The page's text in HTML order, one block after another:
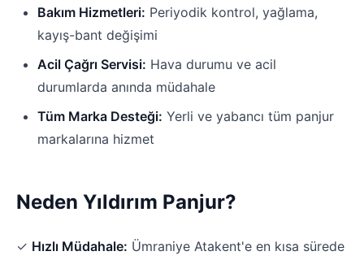
Bakım Hizmetleri: Periyodik kontrol, yağlama,
kayış-bant değişimi
Acil Çağrı Servisi: Hava durumu ve acil
durumlarda anında müdahale
Tüm Marka Desteği: Yerli ve yabancı tüm panjur
markalarına hizmet
Neden Yıldırım Panjur?
✓ Hızlı Müdahale: Ümraniye Atakent'e en kısa sürede